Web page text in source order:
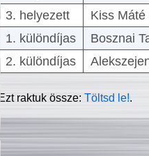
3. helyezett
Kiss
1. különdíjas
Bosznai
2. különdíjas
Ezt raktuk össze:Töltsd le!.